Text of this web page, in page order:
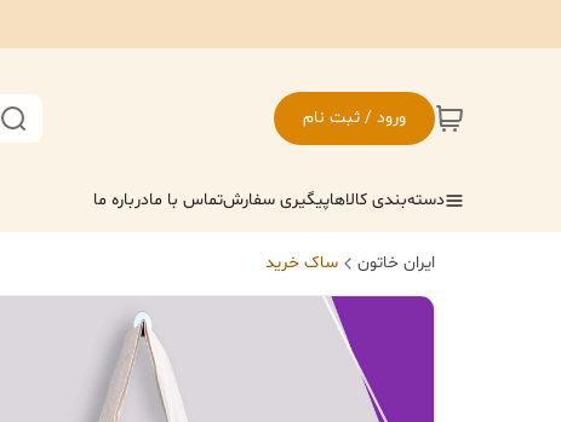
ورود / ثبت نام
دسته‌بندی کالاهاپیگیری سفارشتماس با مادرباره ما
ایران خاتون ساک خرید